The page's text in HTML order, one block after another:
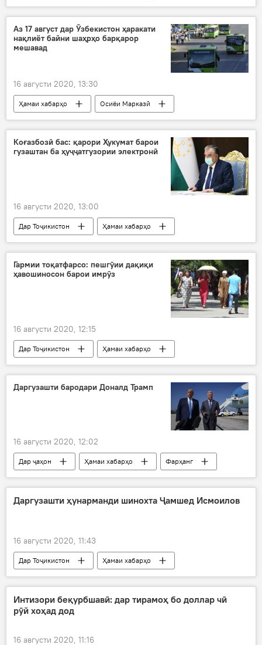
Аз 17 август дар Ӯзбекистон ҳаракати
нақлиёт байни шаҳрҳо барқарор
мешавад
16 августи 2020, 13:30
Ҳамаи хабарҳо
Осиёи Марказӣ
Нақлиёт
Ӯзбекистон
мусофиркашонӣ
барқароршавӣ
Коғазбозӣ бас: қарори Ҳукумат барои
гузаштан ба ҳуҷҷатгузории электронӣ
16 августи 2020, 13:00
Дар Тоҷикистон
Ҳамаи хабарҳо
Иқтисод
Эмомалӣ Раҳмон
қарори ҳукумат
Гармии тоқатфарсо: пешгӯии дақиқи
ҳавошиносон барои имрӯз
16 августи 2020, 12:15
Дар Тоҷикистон
Ҳамаи хабарҳо
Иҷтимоъ
Обу ҳаво тобистон
Даргузашти бародари Доналд Трамп
16 августи 2020, 12:02
Дар ҷаҳон Ҳамаи хабарҳо
Фарҳанг
даргузашт
бародарӣ
Доналд Трамп
Даргузашти ҳунарманди шинохта Ҷамшед Исмоилов
16 августи 2020, 11:43
Дар Тоҷикистон
Ҳамаи хабарҳо
Рӯйдод, ҷиноят ва ҳолатҳои фавқулода
Интизори беқурбшавӣ: дар тирамоҳ бо доллар чӣ
рӯй хоҳад дод
16 августи 2020, 11:16